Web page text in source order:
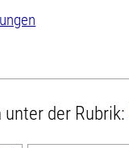
der Rubrik: